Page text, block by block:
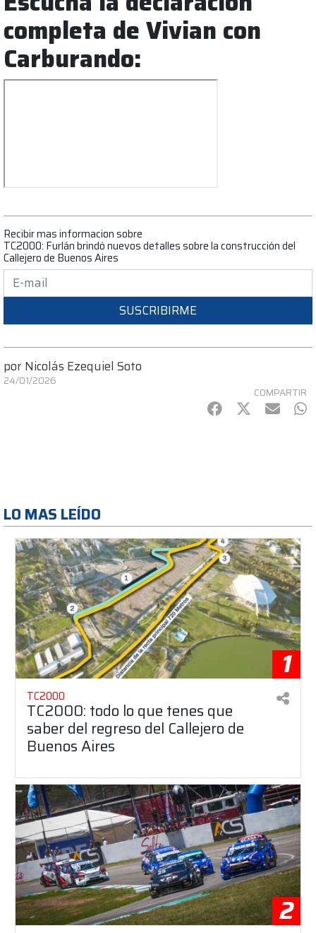
completa de Vivian con
Carburando:
Recibir mas informacion sobre
TC2000: Furlán brindó nuevos detalles sobre la construcción del
Callejero de Buenos Aires
SUSCRIBIRME
por Nicolás Ezequiel Soto
24/01/2026
COMPARTIR
Facebook
Twitter
mail
LO MAS LEÍDO
1
TC2000
TC2000: todo lo que tenes que
saber del regreso del Callejero de
Buenos Aires
2